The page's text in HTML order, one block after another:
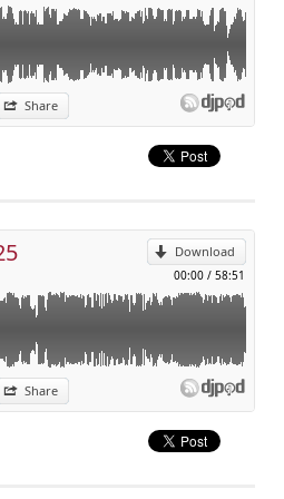
Share
Download
00:00 / 58:51
Share
p
p